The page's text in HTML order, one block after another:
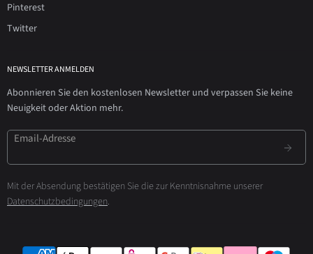
Pinterest
Twitter
NEWSLETTER ANMELDEN
Abonnieren Sie den kostenlosen Newsletter und verpassen Sie keine
Neuigkeit oder Aktion mehr.
Email-Adresse
Mit der Absendung bestätigen Sie die zur Kenntnisnahme unserer
Datenschutzbedingungen.